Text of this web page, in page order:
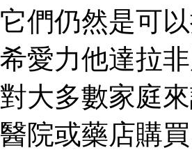
它們仍然是可
希愛力他達拉
對大多數家庭
醫院或藥店購